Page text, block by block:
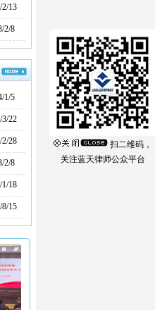
业
2/13
2/8
1/5
3/22
2/28
2/8
1/18
8/15
扫二维码，
关注蓝天律师公众平台